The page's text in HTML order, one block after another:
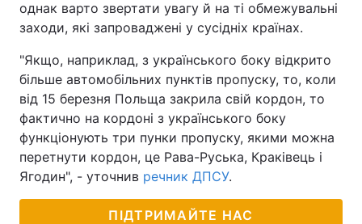
однак варто звертати увагу й на ті обмежувальні
заходи, які запроваджені у сусідніх країнах.
"Якщо, наприклад, з українського боку відкрито
більше автомобільних пунктів пропуску, то, коли
від 15 березня Польща закрила свій кордон, то
фактично на кордоні з українського боку
функціонують три пунки пропуску, якими можна
перетнути кордон, це Рава-Руська, Краківець і
Ягодин", - уточнив речник ДПСУ.
ПІДТРИМАЙТЕ НАС